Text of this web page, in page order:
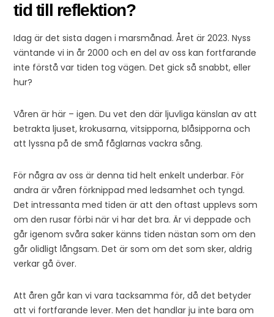
tid till reflektion?
Idag är det sista dagen i marsmånad. Året är 2023. Nyss
väntande vi in år 2000 och en del av oss kan fortfarande
inte förstå var tiden tog vägen. Det gick så snabbt, eller
hur?
Våren är här – igen. Du vet den där ljuvliga känslan av att
betrakta ljuset, krokusarna, vitsipporna, blåsipporna och
att lyssna på de små fåglarnas vackra sång.
För några av oss är denna tid helt enkelt underbar. För
andra är våren förknippad med ledsamhet och tyngd.
Det intressanta med tiden är att den oftast upplevs som
om den rusar förbi när vi har det bra. Är vi deppade och
går igenom svåra saker känns tiden nästan som om den
går olidligt långsam. Det är som om det som sker, aldrig
verkar gå över.
Att åren går kan vi vara tacksamma för, då det betyder
att vi fortfarande lever. Men det handlar ju inte bara om